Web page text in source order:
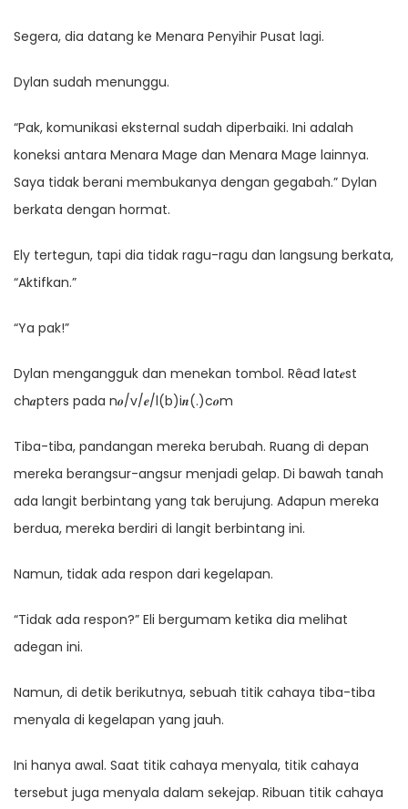
Segera, dia datang ke Menara Penyihir Pusat lagi.
Dylan sudah menunggu.
“Pak, komunikasi eksternal sudah diperbaiki. Ini adalah
koneksi antara Menara Mage dan Menara Mage lainnya.
Saya tidak berani membukanya dengan gegabah.” Dylan
berkata dengan hormat.
Ely tertegun, tapi dia tidak ragu-ragu dan langsung berkata,
“Aktifkan.”
“Ya pak!”
Dylan mengangguk dan menekan tombol. Rêađ lat𝒆st
ch𝒂pters pada n𝒐/v/𝒆/l(b)i𝒏(.)c𝒐m
Tiba-tiba, pandangan mereka berubah. Ruang di depan
mereka berangsur-angsur menjadi gelap. Di bawah tanah
ada langit berbintang yang tak berujung. Adapun mereka
berdua, mereka berdiri di langit berbintang ini.
Namun, tidak ada respon dari kegelapan.
“Tidak ada respon?” Eli bergumam ketika dia melihat
adegan ini.
Namun, di detik berikutnya, sebuah titik cahaya tiba-tiba
menyala di kegelapan yang jauh.
Ini hanya awal. Saat titik cahaya menyala, titik cahaya
tersebut juga menyala dalam sekejap. Ribuan titik cahaya